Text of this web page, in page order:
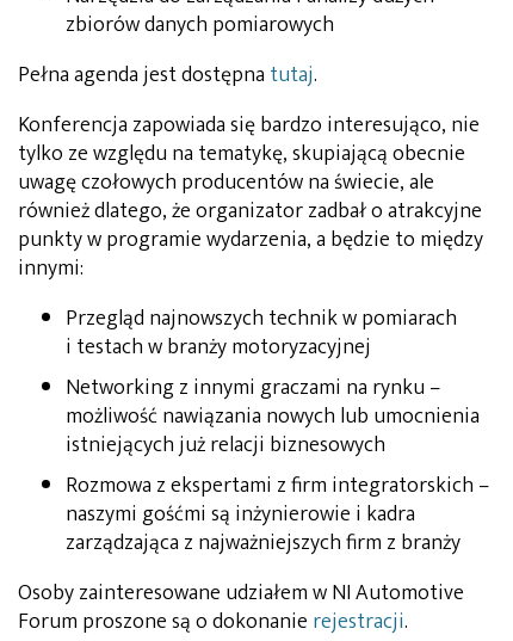
zbiorów danych pomiarowych
Pełna agenda jest dostępna tutaj.
Konferencja zapowiada się bardzo interesująco, nie
tylko ze względu na tematykę, skupiającą obecnie
uwagę czołowych producentów na świecie, ale
również dlatego, że organizator zadbał o atrakcyjne
punkty w programie wydarzenia, a będzie to między
innymi:
Przegląd najnowszych technik w pomiarach
i testach w branży motoryzacyjnej
Networking z innymi graczami na rynku –
możliwość nawiązania nowych lub umocnienia
istniejących już relacji biznesowych
Rozmowa z ekspertami z firm integratorskich –
naszymi gośćmi są inżynierowie i kadra
zarządzająca z najważniejszych firm z branży
Osoby zainteresowane udziałem w NI Automotive
Forum proszone są o dokonanie rejestracji.